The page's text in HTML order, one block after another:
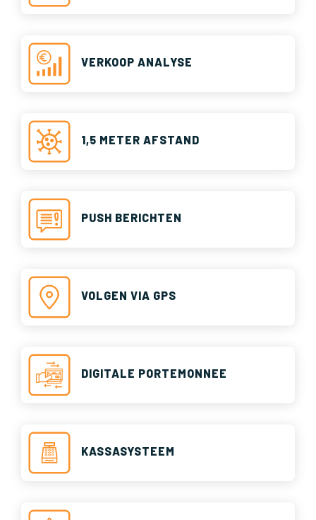
VERKOOP ANALYSE
1,5 METER AFSTAND
PUSH BERICHTEN
VOLGEN VIA GPS
DIGITALE PORTEMONNEE
KASSASYSTEEM